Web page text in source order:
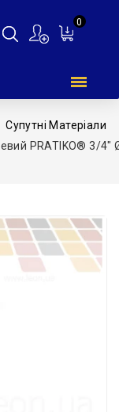
0
Супутні Матеріали
PRATIKO® 3/